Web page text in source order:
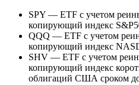
SPY — ETF с учетом
копирующий индекс
QQQ — ETF с учетом
копирующий индекс
SHV — ETF с учетом
копирующий индекс
облигаций США сроком